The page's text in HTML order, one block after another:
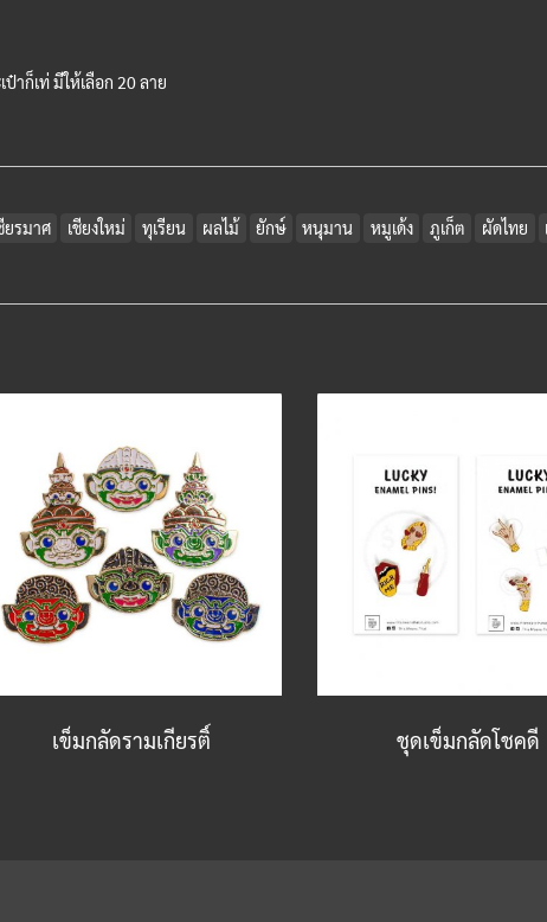
าก็เท่ มีให้เลือก 20 ลาย
ยรมาศ เชียงใหม่ ทุเรียน ผลไม้ ยักษ์ หนุมาน หมูเด้ง ภูเก็ต ผัดไทย
เข็มกลัดรามเกียรติ์ ชุดเข็มกลัดโชคดี